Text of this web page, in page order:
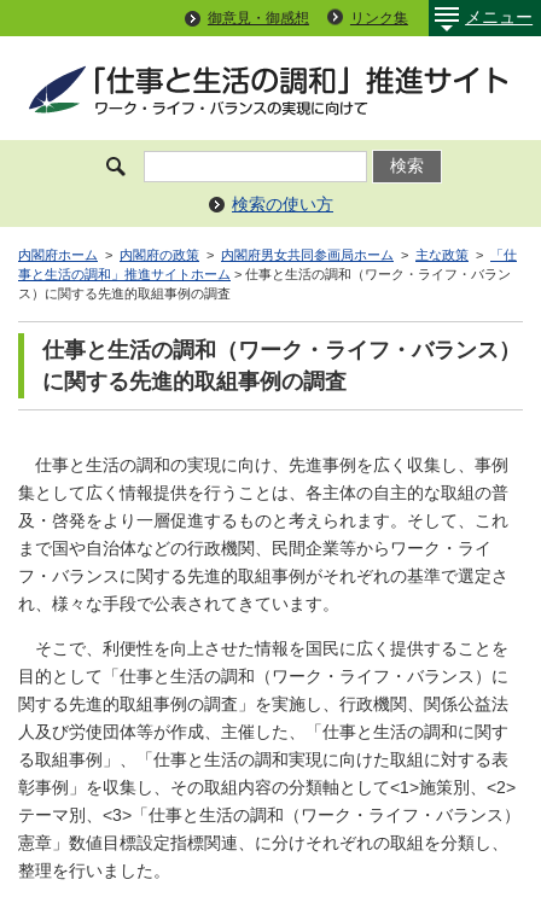
御意見・御感想 リンク集 メニュー
検索の使い方
内閣府ホーム > 内閣府の政策 > 内閣府男女共同参画局ホーム > 主な政策 >
「仕
事と生活の調和」推進サイトホーム > 仕事と生活の調和（ワーク・ライフ・バラン
ス）に関する先進的取組事例の調査
仕事と生活の調和（ワーク・ライフ・バランス）
に関する先進的取組事例の調査
仕事と生活の調和の実現に向け、先進事例を広く収集し、事例
集として広く情報提供を行うことは、各主体の自主的な取組の普
及・啓発をより一層促進するものと考えられます。そして、これ
まで国や自治体などの行政機関、民間企業等からワーク・ライ
フ・バランスに関する先進的取組事例がそれぞれの基準で選定さ
れ、様々な手段で公表されてきています。
そこで、利便性を向上させた情報を国民に広く提供することを
目的として「仕事と生活の調和（ワーク・ライフ・バランス）に
関する先進的取組事例の調査」を実施し、行政機関、関係公益法
人及び労使団体等が作成、主催した、「仕事と生活の調和に関す
る取組事例」、「仕事と生活の調和実現に向けた取組に対する表
彰事例」を収集し、その取組内容の分類軸として<1>施策別、<2>
テーマ別、<3>「仕事と生活の調和（ワーク・ライフ・バランス）
憲章」数値目標設定指標関連、に分けそれぞれの取組を分類し、
整理を行いました。